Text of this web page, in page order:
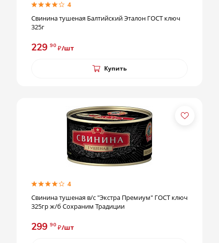
4
Свинина тушеная Балтийский Эталон ГОСТ ключ
325г
229 90 ₽/шт
Купить
4
Свинина тушеная в/с "Экстра Премиум" ГОСТ ключ
325гр ж/б Сохраним Традиции
299 90 ₽/шт